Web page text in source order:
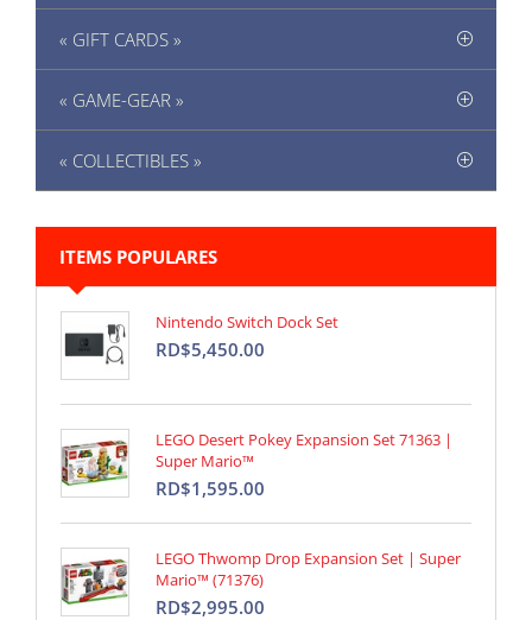
« GIFT CARDS »
« GAME-GEAR »
« COLLECTIBLES »
ITEMS POPULARES
Nintendo Switch Dock Set
RD$5,450.00
LEGO Desert Pokey Expansion Set 71363 |
Super Mario™
RD$1,595.00
LEGO Thwomp Drop Expansion Set | Super
Mario™ (71376)
RD$2,995.00